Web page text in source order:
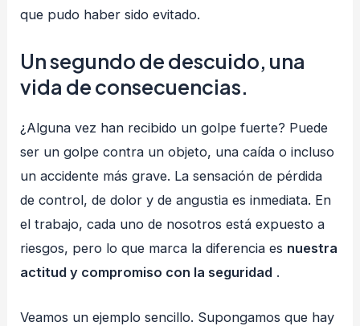
que pudo haber sido evitado.
Un segundo de descuido, una
vida de consecuencias.
¿Alguna vez han recibido un golpe fuerte? Puede
ser un golpe contra un objeto, una caída o incluso
un accidente más grave. La sensación de pérdida
de control, de dolor y de angustia es inmediata. En
el trabajo, cada uno de nosotros está expuesto a
riesgos, pero lo que marca la diferencia es nuestra
actitud y compromiso con la seguridad .
Veamos un ejemplo sencillo. Supongamos que hay